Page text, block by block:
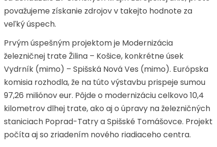
považujeme získanie zdrojov v takejto hodnote za
veľký úspech.
Prvým úspešným projektom je Modernizácia
železničnej trate Žilina – Košice, konkrétne úsek
Vydrník (mimo) – Spišská Nová Ves (mimo). Európska
komisia rozhodla, že na túto výstavbu prispeje sumou
97,26 miliónov eur. Pôjde o modernizáciu celkovo 10,4
kilometrov dlhej trate, ako aj o úpravy na železničných
staniciach Poprad-Tatry a Spišské Tomášovce. Projekt
počíta aj so zriadením nového riadiaceho centra.